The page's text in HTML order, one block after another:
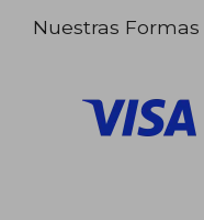
Nuestras